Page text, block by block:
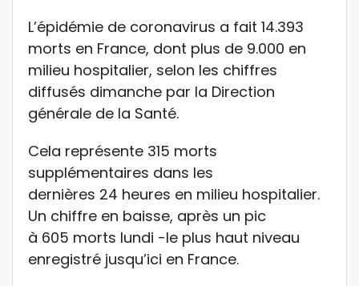
L’épidémie de coronavirus a fait 14.393
morts en France, dont plus de 9.000 en
milieu hospitalier, selon les chiffres
diffusés dimanche par la Direction
générale de la Santé.
Cela représente 315 morts
supplémentaires dans les
dernières 24 heures en milieu hospitalier.
Un chiffre en baisse, après un pic
à 605 morts lundi -le plus haut niveau
enregistré jusqu’ici en France.